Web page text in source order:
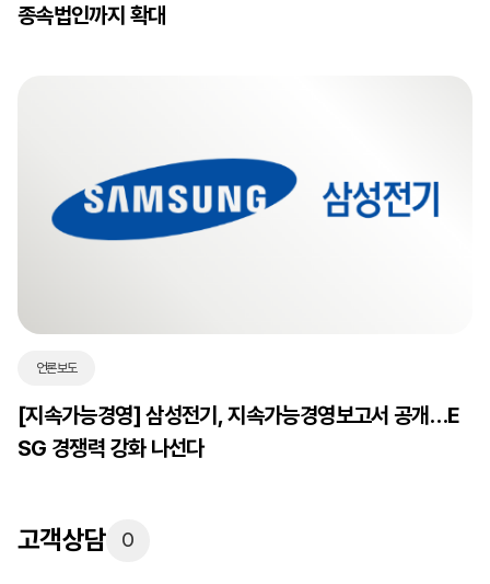
종속법인까지 확대
언론보도
[지속가능경영] 삼성전기, 지속가능경영보고서 공개…E
SG 경쟁력 강화 나선다
고객상담 0